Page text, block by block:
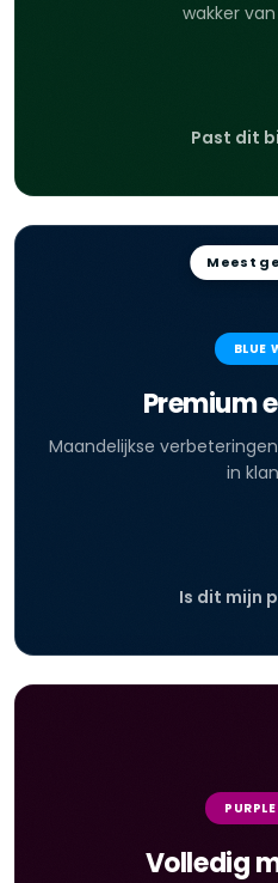
wakker
Past dit
Meest
BLUE
Premium
Maandelijkse
in
Is dit mijn
Volledig